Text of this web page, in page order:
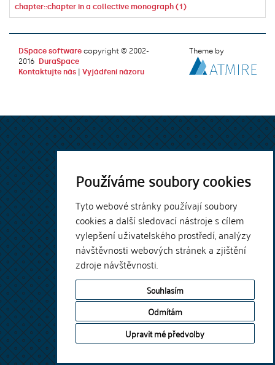
Používáme soubory cookies
Tyto webové stránky používají soubory
cookies a další sledovací nástroje s cílem
vylepšení uživatelského prostředí, analýzy
návštěvnosti webových stránek a zjištění
zdroje návštěvnosti.
Souhlasím
Odmítám
Upravit mé předvolby
chapter::chapter in a collective monograph (1)
DSpace software copyright © 2002-
2016
DuraSpace
Kontaktujte nás
Vyjádření názoru
Theme by